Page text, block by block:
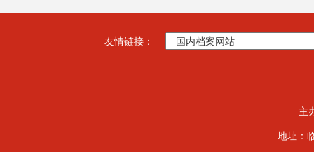
友情链接：
主
地址：